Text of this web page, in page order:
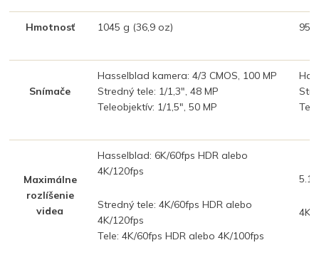
Hmotnosť 1045 g (36,9 oz)
Snímače
Hasselblad kamera: 4/3 CMOS, 100 MP
Stredný tele: 1/1,3", 48 MP
Teleobjektív: 1/1,5", 50 MP
Maximálne
rozlíšenie
videa
Hasselblad: 6K/60fps HDR alebo
4K/120fps
Stredný tele: 4K/60fps HDR alebo
4K/120fps
Tele: 4K/60fps HDR alebo 4K/100fps
4K/